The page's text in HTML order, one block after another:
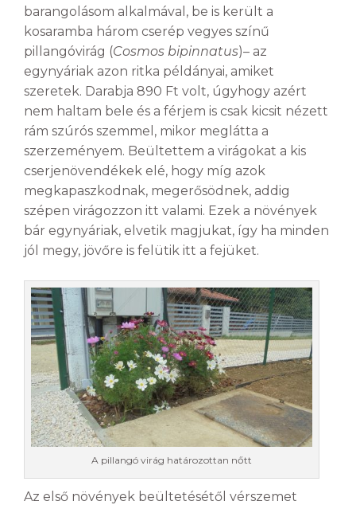
barangolásom alkalmával, be is került a
kosaramba három cserép vegyes színű
pillangóvirág (Cosmos bipinnatus)– az
egynyáriak azon ritka példányai, amiket
szeretek. Darabja 890 Ft volt, úgyhogy azért
nem haltam bele és a férjem is csak kicsit nézett
rám szúrós szemmel, mikor meglátta a
szerzeményem. Beültettem a virágokat a kis
cserjenövendékek elé, hogy míg azok
megkapaszkodnak, megerősödnek, addig
szépen virágozzon itt valami. Ezek a növények
bár egynyáriak, elvetik magjukat, így ha minden
jól megy, jövőre is felütik itt a fejüket.
A pillangó virág határozottan nőtt
Az első növények beültetésétől vérszemet